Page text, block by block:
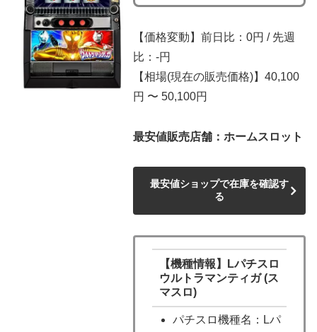
【価格変動】前日比：0円 / 先週
比：-円
【相場(現在の販売価格)】40,100
円 〜 50,100円
最安値販売店舗：ホームスロット
最安値ショップで在庫を確認す
る
【機種情報】Lパチスロ
ウルトラマンティガ (ス
マスロ)
パチスロ機種名：Lパ